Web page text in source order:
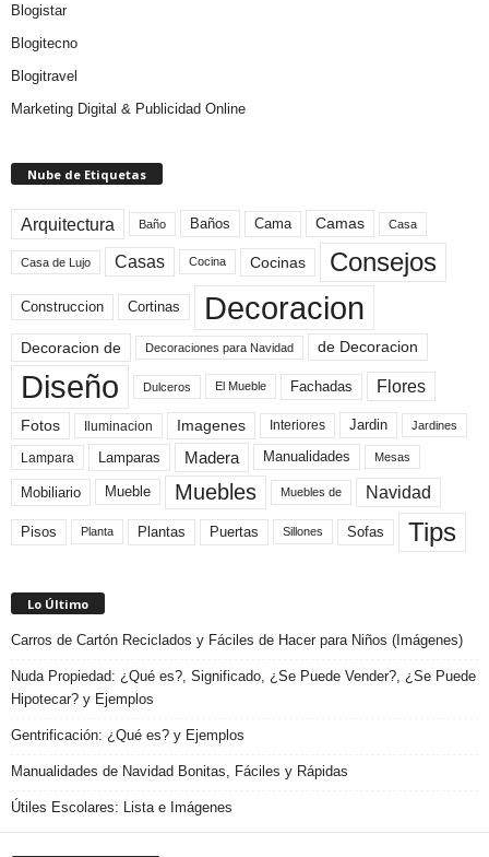
Blogistar
Blogitecno
Blogitravel
Marketing Digital & Publicidad Online
Nube de Etiquetas
Arquitectura Baño Baños Cama Camas Casa
Casa de Lujo Casas Cocina Cocinas Consejos
Construccion Cortinas Decoracion
Decoracion de Decoraciones para Navidad de Decoracion
Diseño Dulceros El Mueble Fachadas Flores
Fotos Iluminacion Imagenes Interiores Jardin Jardines
Lampara Lamparas Madera Manualidades Mesas
Mobiliario Mueble Muebles Muebles de Navidad
Pisos Planta Plantas Puertas Sillones Sofas Tips
Lo Último
Carros de Cartón Reciclados y Fáciles de Hacer para Niños (Imágenes)
Nuda Propiedad: ¿Qué es?, Significado, ¿Se Puede Vender?, ¿Se Puede
Hipotecar? y Ejemplos
Gentrificación: ¿Qué es? y Ejemplos
Manualidades de Navidad Bonitas, Fáciles y Rápidas
Útiles Escolares: Lista e Imágenes